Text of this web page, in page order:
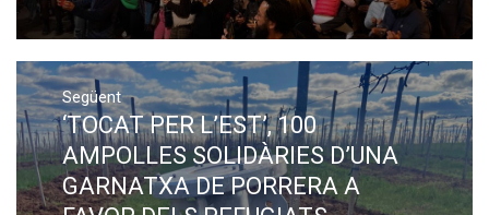
Següent
Next
post:
‘TOCAT PER L’EST’, 100
AMPOLLES SOLIDÀRIES D’UNA
GARNATXA DE PORRERA A